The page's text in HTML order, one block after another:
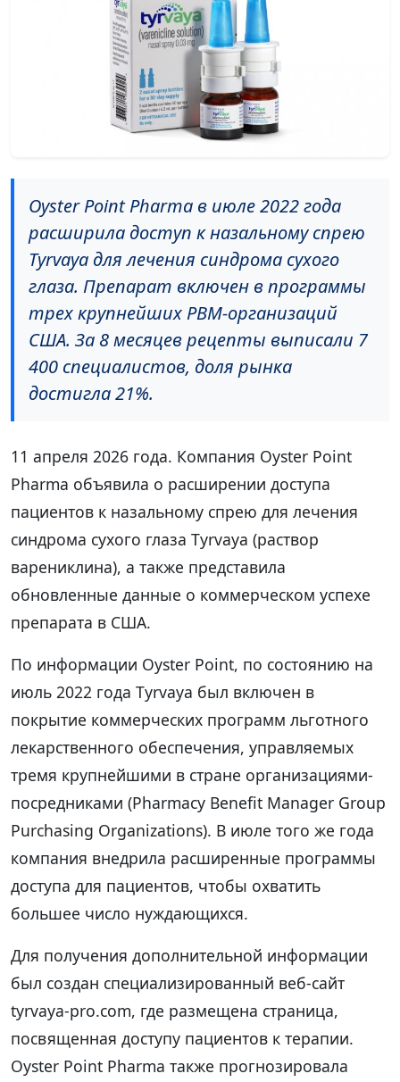
Oyster Point Pharma в июле 2022 года
расширила доступ к назальному спрею
Tyrvaya для лечения синдрома сухого
глаза. Препарат включен в программы
трех крупнейших PBM-организаций
США. За 8 месяцев рецепты выписали 7
400 специалистов, доля рынка
достигла 21%.
11 апреля 2026 года. Компания Oyster Point
Pharma объявила о расширении доступа
пациентов к назальному спрею для лечения
синдрома сухого глаза Tyrvaya (раствор
варениклина), а также представила
обновленные данные о коммерческом успехе
препарата в США.
По информации Oyster Point, по состоянию на
июль 2022 года Tyrvaya был включен в
покрытие коммерческих программ льготного
лекарственного обеспечения, управляемых
тремя крупнейшими в стране организациями-
посредниками (Pharmacy Benefit Manager Group
Purchasing Organizations). В июле того же года
компания внедрила расширенные программы
доступа для пациентов, чтобы охватить
большее число нуждающихся.
Для получения дополнительной информации
был создан специализированный веб-сайт
tyrvaya-pro.com, где размещена страница,
посвященная доступу пациентов к терапии.
Oyster Point Pharma также прогнозировала